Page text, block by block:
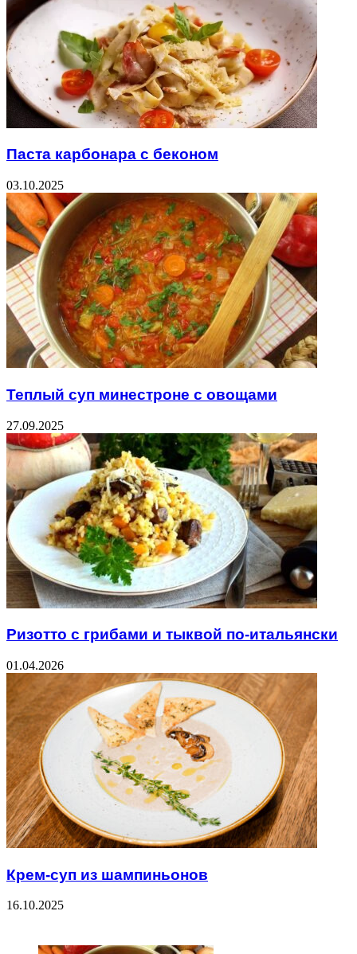
Паста карбонара с беконом
03.10.2025
Теплый суп минестроне с овощами
27.09.2025
Ризотто с грибами и тыквой по-итальянски
01.04.2026
Крем-суп из шампиньонов
16.10.2025